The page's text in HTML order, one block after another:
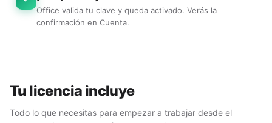
Office valida tu clave y queda activado. Verás la
confirmación en Cuenta.
Tu licencia incluye
Todo lo que necesitas para empezar a trabajar desde el